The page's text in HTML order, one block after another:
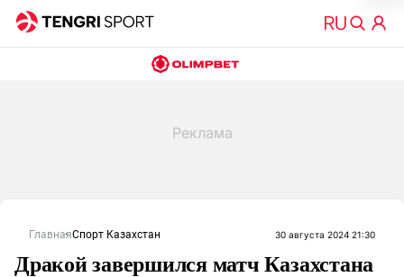
ГлавнаяСпорт Казахстан 30 августа 2024 21:30
Дракой завершился матч Казахстана